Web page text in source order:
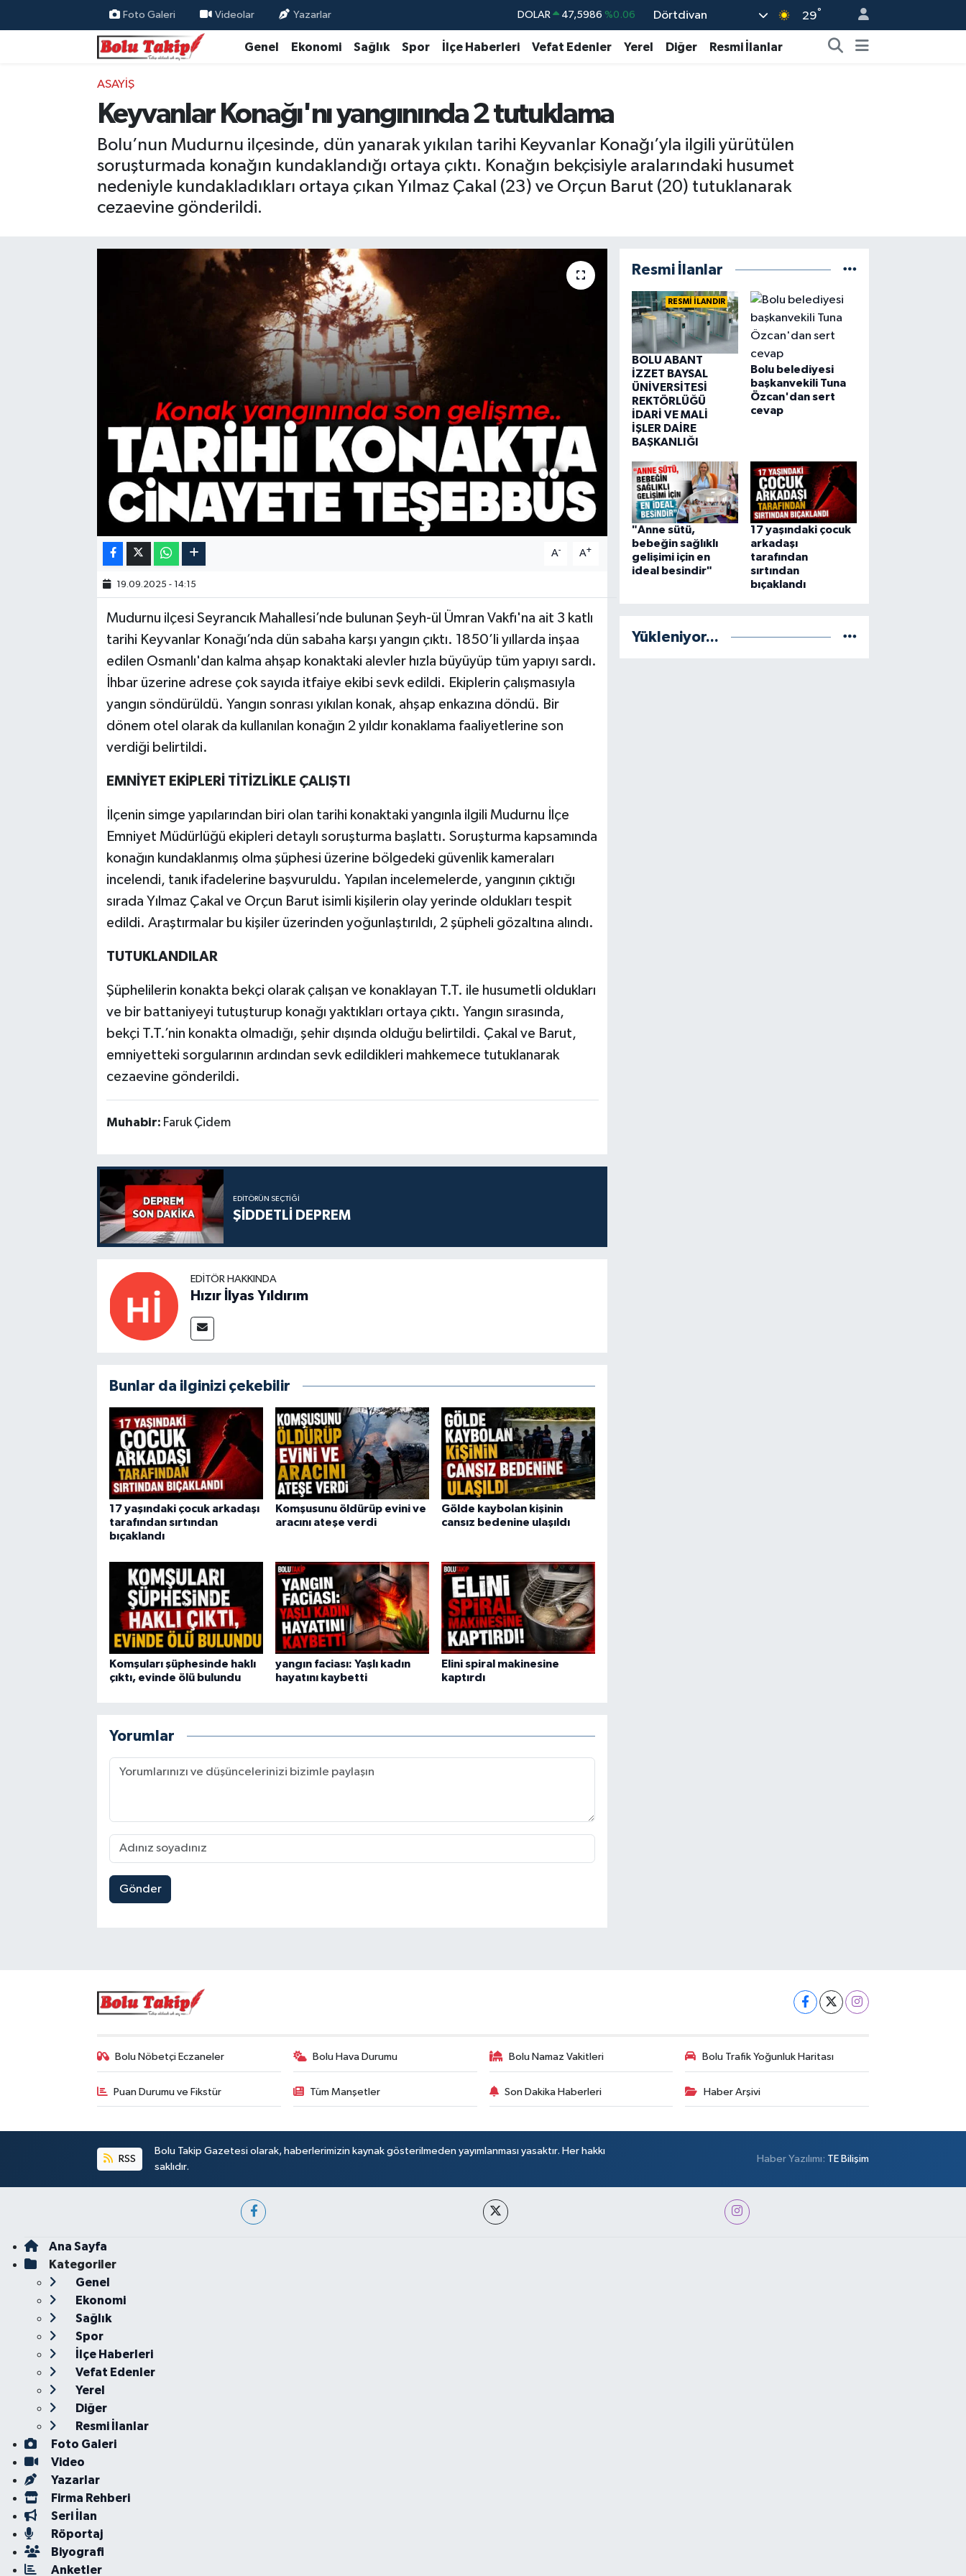
Foto Galeri Videolar Yazarlar DOLAR 47,5986 %0.06
EURO 55,0700 %0.1
BİST100 13.768
BITCOIN 64.602,05 %0.69
Dörtdivan 29°
Genel Ekonomi Sağlık Spor İlçe Haberleri Vefat Edenler Yerel Diğer Resmi İlanlar
ASAYIŞ
Keyvanlar Konağı'nı yangınında 2 tutuklama
Bolu’nun Mudurnu ilçesinde, dün yanarak yıkılan tarihi Keyvanlar Konağı’yla ilgili yürütülen
soruşturmada konağın kundaklandığı ortaya çıktı. Konağın bekçisiyle aralarındaki husumet
nedeniyle kundakladıkları ortaya çıkan Yılmaz Çakal (23) ve Orçun Barut (20) tutuklanarak
cezaevine gönderildi.
A- A+
19.09.2025 - 14:15
Mudurnu ilçesi Seyrancık Mahallesi’nde bulunan Şeyh-ül Ümran Vakfı'na ait 3 katlı
tarihi Keyvanlar Konağı’nda dün sabaha karşı yangın çıktı. 1850’li yıllarda inşaa
edilen Osmanlı'dan kalma ahşap konaktaki alevler hızla büyüyüp tüm yapıyı sardı.
İhbar üzerine adrese çok sayıda itfaiye ekibi sevk edildi. Ekiplerin çalışmasıyla
yangın söndürüldü. Yangın sonrası yıkılan konak, ahşap enkazına döndü. Bir
dönem otel olarak da kullanılan konağın 2 yıldır konaklama faaliyetlerine son
verdiği belirtildi.
EMNİYET EKİPLERİ TİTİZLİKLE ÇALIŞTI
İlçenin simge yapılarından biri olan tarihi konaktaki yangınla ilgili Mudurnu İlçe
Emniyet Müdürlüğü ekipleri detaylı soruşturma başlattı. Soruşturma kapsamında
konağın kundaklanmış olma şüphesi üzerine bölgedeki güvenlik kameraları
incelendi, tanık ifadelerine başvuruldu. Yapılan incelemelerde, yangının çıktığı
sırada Yılmaz Çakal ve Orçun Barut isimli kişilerin olay yerinde oldukları tespit
edildi. Araştırmalar bu kişiler üzerinden yoğunlaştırıldı, 2 şüpheli gözaltına alındı.
TUTUKLANDILAR
Şüphelilerin konakta bekçi olarak çalışan ve konaklayan T.T. ile husumetli oldukları
ve bir battaniyeyi tutuşturup konağı yaktıkları ortaya çıktı. Yangın sırasında,
bekçi T.T.’nin konakta olmadığı, şehir dışında olduğu belirtildi. Çakal ve Barut,
emniyetteki sorgularının ardından sevk edildikleri mahkemece tutuklanarak
cezaevine gönderildi.
Muhabir: Faruk Çidem
EDITÖRÜN SEÇTIĞI
ŞİDDETLİ DEPREM
EDITÖR HAKKINDA
Hızır İlyas Yıldırım
Bunlar da ilginizi çekebilir
17 yaşındaki çocuk arkadaşı
tarafından sırtından
bıçaklandı
Komşusunu öldürüp evini ve
aracını ateşe verdi
Gölde kaybolan kişinin
cansız bedenine ulaşıldı
Komşuları şüphesinde haklı
çıktı, evinde ölü bulundu
yangın faciası: Yaşlı kadın
hayatını kaybetti
Elini spiral makinesine
kaptırdı
Yorumlar
Gönder
Resmi İlanlar
RESMİ İLANDIR
BOLU ABANT
İZZET BAYSAL
ÜNİVERSİTESİ
REKTÖRLÜĞÜ
İDARİ VE MALİ
İŞLER DAİRE
BAŞKANLIĞI
Bolu belediyesi
başkanvekili Tuna
Özcan'dan sert
cevap
"Anne sütü,
bebeğin sağlıklı
gelişimi için en
ideal besindir"
17 yaşındaki çocuk
arkadaşı
tarafından
sırtından
bıçaklandı
Yükleniyor...
Bolu Nöbetçi Eczaneler Bolu Hava Durumu Bolu Namaz Vakitleri Bolu Trafik Yoğunluk Haritası
Puan Durumu ve Fikstür Tüm Manşetler Son Dakika Haberleri Haber Arşivi
RSS
Bolu Takip Gazetesi olarak, haberlerimizin kaynak gösterilmeden yayımlanması yasaktır. Her hakkı
saklıdır.
Haber Yazılımı: TE Bilişim
Ana Sayfa
Kategoriler
Genel
Ekonomi
Sağlık
Spor
İlçe Haberleri
Vefat Edenler
Yerel
Diğer
Resmi İlanlar
Foto Galeri
Video
Yazarlar
Firma Rehberi
Seri İlan
Röportaj
Biyografi
Anketler